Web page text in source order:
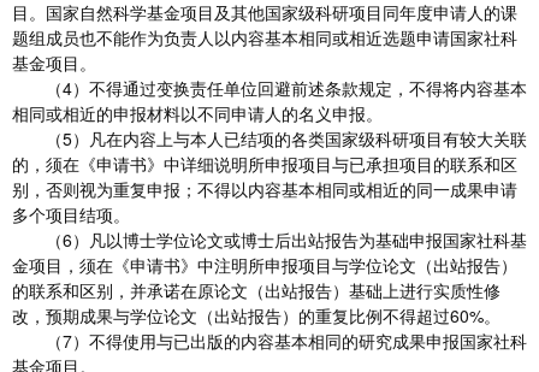
目。国家自然科学基金项目及其他国家级科研项目同年度申请人的课
题组成员也不能作为负责人以内容基本相同或相近选题申请国家社科
基金项目。
（4）不得通过变换责任单位回避前述条款规定，不得将内容基本
相同或相近的申报材料以不同申请人的名义申报。
（5）凡在内容上与本人已结项的各类国家级科研项目有较大关联
的，须在《申请书》中详细说明所申报项目与已承担项目的联系和区
别，否则视为重复申报；不得以内容基本相同或相近的同一成果申请
多个项目结项。
（6）凡以博士学位论文或博士后出站报告为基础申报国家社科基
金项目，须在《申请书》中注明所申报项目与学位论文（出站报告）
的联系和区别，并承诺在原论文（出站报告）基础上进行实质性修
改，预期成果与学位论文（出站报告）的重复比例不得超过60%。
（7）不得使用与已出版的内容基本相同的研究成果申报国家社科
基金项目。